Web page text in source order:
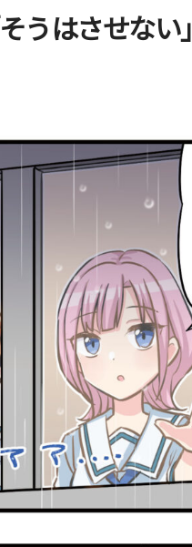
うはさせない」